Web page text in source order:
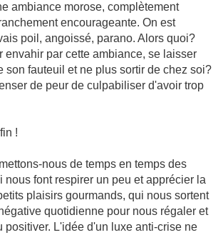
ambiance morose, complètement
encourageante. On est
poil, angoissé, parano. Alors quoi?
envahir par cette ambiance, se laisser
son fauteuil et ne plus sortir de chez soi?
de peur de culpabiliser d'avoir trop
!
nous de temps en temps des
nous font respirer un peu et apprécier la
plaisirs gourmands, qui nous sortent
quotidienne pour nous régaler et
positiver. L'idée d'un luxe anti-crise ne